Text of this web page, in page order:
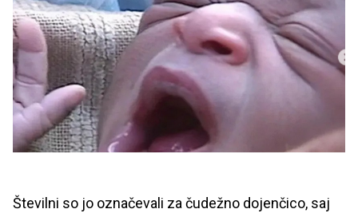
Številni so jo označevali za čudežno dojenčico, saj